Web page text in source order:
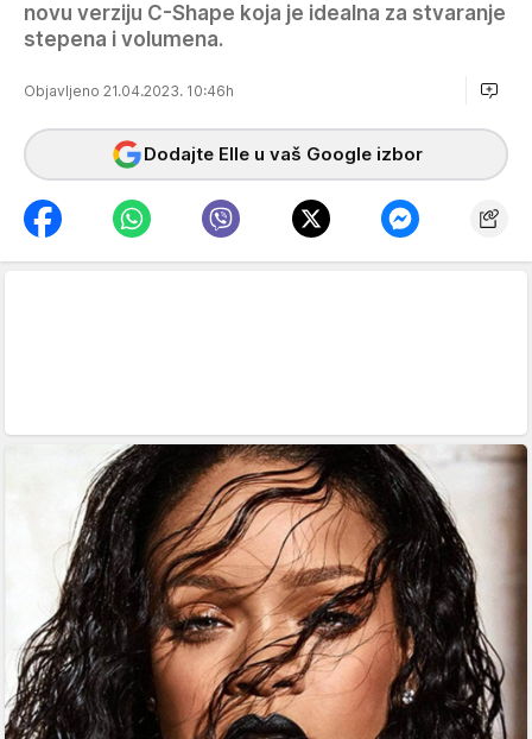
novu verziju C-Shape koja je idealna za stvaranje
stepena i volumena.
Objavljeno 21.04.2023. 10:46h
Dodajte Elle u vaš Google izbor